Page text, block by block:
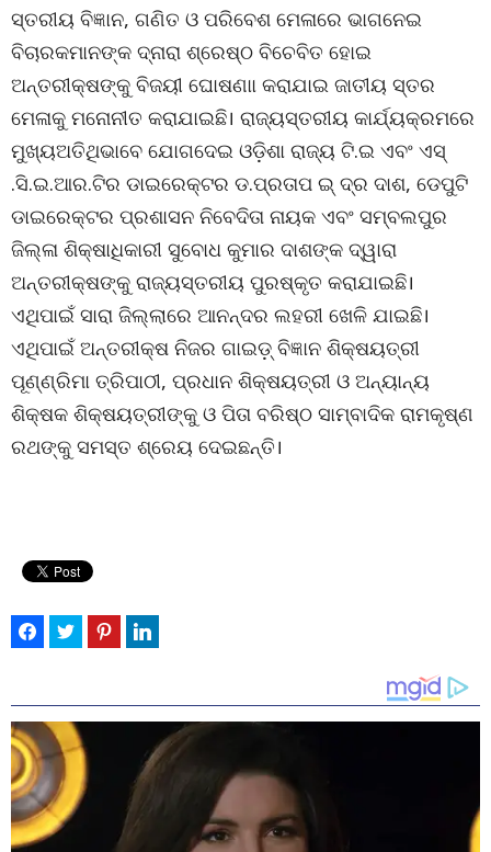
ସ୍ତରୀୟ ବିଜ୍ଞାନ, ଗଣିତ ଓ ପରିବେଶ ମେଳାରେ ଭାଗନେଇ
ବିଚାରକମାନଙ୍କ ଦ୍ନାରା ଶ୍ରେଷ୍ଠ ବିଚେବିତ ହୋଇ
ଅନ୍ତରୀକ୍ଷଙ୍କୁ ବିଜୟୀ ଘୋଷଣାା କରାଯାଇ ଜାତୀୟ ସ୍ତର
ମେଳାକୁ ମନୋନୀତ କରାଯାଇଛି। ରାଜ୍ୟସ୍ତରୀୟ କାର୍ଯ୍ୟକ୍ରମରେ
ମୁଖ୍ୟଅତିଥିଭାବେ ଯୋଗଦେଇ ଓଡ଼ିଶା ରାଜ୍ୟ ଟି.ଇ ଏବଂ ଏସ୍
.ସି.ଇ.ଆର.ଟିର ଡାଇରେକ୍ଟର ଡ.ପ୍ରତାପ ଇ୍ ଦ୍ର ଦାଶ, ଡେପୁଟି
ଡାଇରେକ୍ଟର ପ୍ରଶାସନ ନିବେଦିତା ନାୟକ ଏବଂ ସମ୍ବଲପୁର
ଜିଲ୍ଳା ଶିକ୍ଷାଧିକାରୀ ସୁବୋଧ କୁମାର ଦାଶଙ୍କ ଦ୍ୱାରା
ଅନ୍ତରୀକ୍ଷଙ୍କୁ ରାଜ୍ୟସ୍ତରୀୟ ପୁରଷ୍କୃତ କରାଯାଇଛି।
ଏଥିପାଇଁ ସାରା ଜିଲ୍ଲାରେ ଆନନ୍ଦର ଲହରୀ ଖେଳି ଯାଇଛି।
ଏଥିପାଇଁ ଅନ୍ତରୀକ୍ଷ ନିଜର ଗାଇଡ଼୍ ବିଜ୍ଞାନ ଶିକ୍ଷୟତ୍ରୀ
ପୂଣ୍ଣ୍ରିମା ତ୍ରିପାଠୀ, ପ୍ରଧାନ ଶିକ୍ଷୟତ୍ରୀ ଓ ଅନ୍ୟାନ୍ୟ
ଶିକ୍ଷକ ଶିକ୍ଷୟତ୍ରୀଙ୍କୁ ଓ ପିତା ବରିଷ୍ଠ ସାମ୍ବାଦିକ ରାମକୃଷ୍ଣ
ରଥଙ୍କୁ ସମସ୍ତ ଶ୍ରେୟ ଦେଇଛନ୍ତି।